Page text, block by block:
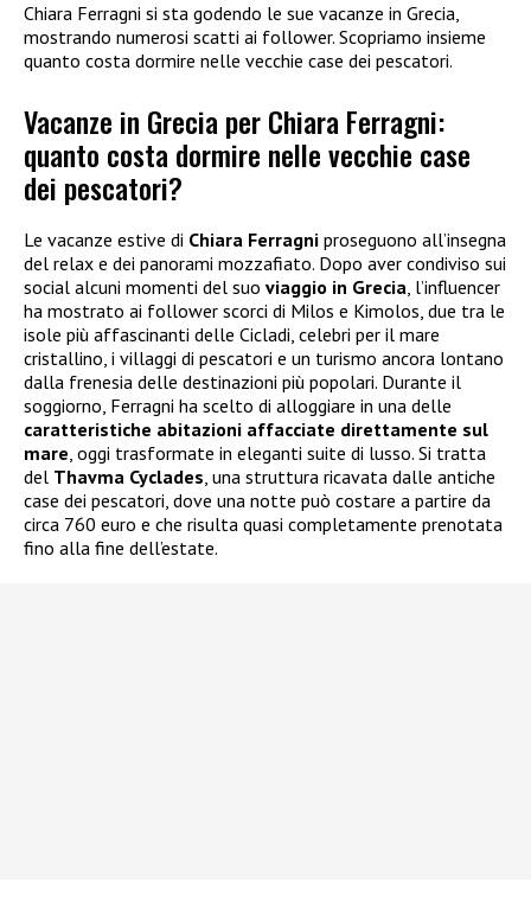
Chiara Ferragni si sta godendo le sue vacanze in Grecia,
mostrando numerosi scatti ai follower. Scopriamo insieme
quanto costa dormire nelle vecchie case dei pescatori.
Vacanze in Grecia per Chiara Ferragni:
quanto costa dormire nelle vecchie case
dei pescatori?
Le vacanze estive di Chiara Ferragni proseguono all’insegna
del relax e dei panorami mozzafiato. Dopo aver condiviso sui
social alcuni momenti del suo viaggio in Grecia , l’influencer
ha mostrato ai follower scorci di Milos e Kimolos, due tra le
isole più affascinanti delle Cicladi, celebri per il mare
cristallino, i villaggi di pescatori e un turismo ancora lontano
dalla frenesia delle destinazioni più popolari. Durante il
soggiorno, Ferragni ha scelto di alloggiare in una delle
caratteristiche abitazioni affacciate direttamente sul
mare , oggi trasformate in eleganti suite di lusso. Si tratta
del Thavma Cyclades , una struttura ricavata dalle antiche
case dei pescatori, dove una notte può costare a partire da
circa 760 euro e che risulta quasi completamente prenotata
fino alla fine dell’estate.